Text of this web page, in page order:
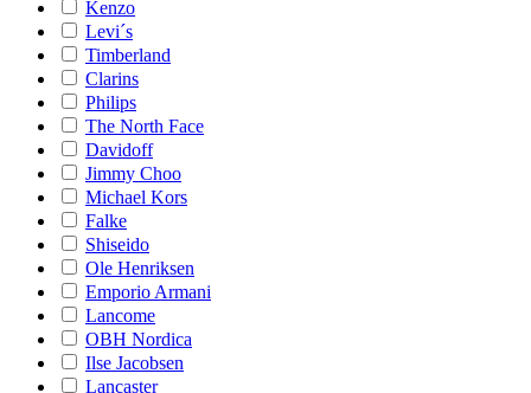
Kenzo
Levi´s
Timberland
Clarins
Philips
The North Face
Davidoff
Jimmy Choo
Michael Kors
Falke
Shiseido
Ole Henriksen
Emporio Armani
Lancome
OBH Nordica
Ilse Jacobsen
Lancaster